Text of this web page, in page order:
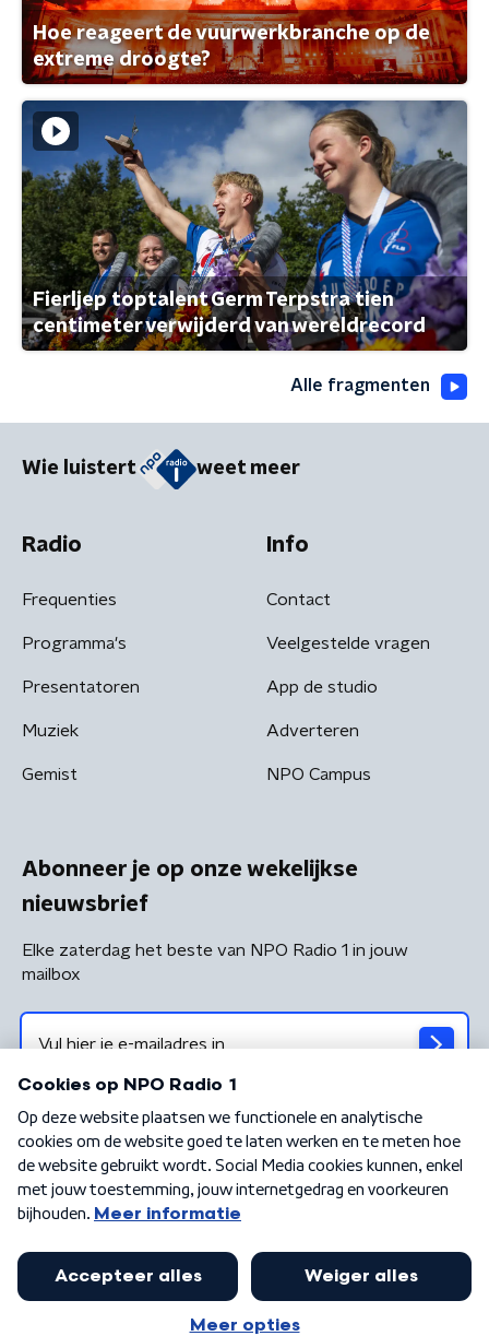
Hoe reageert de vuurwerkbranche op de
extreme droogte?
Fierljep toptalent Germ Terpstra tien
centimeter verwijderd van wereldrecord
Alle fragmenten
Wie luistert weet meer
Radio
Frequenties
Programma's
Presentatoren
Muziek
Gemist
Info
Contact
Veelgestelde vragen
App de studio
Adverteren
NPO Campus
Abonneer je op onze wekelijkse
nieuwsbrief
Elke zaterdag het beste van NPO Radio 1 in jouw
mailbox
Algemene voorwaarden